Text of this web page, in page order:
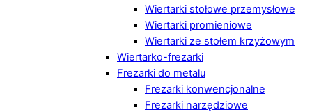
Wiertarki stołowe przemysłowe
Wiertarki promieniowe
Wiertarki ze stołem krzyżowym
Wiertarko-frezarki
Frezarki do metalu
Frezarki konwencjonalne
Frezarki narzędziowe